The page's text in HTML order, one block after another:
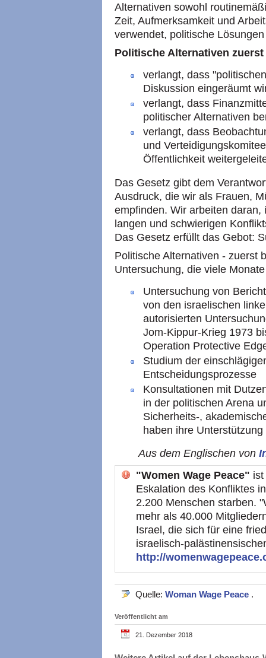
Alternativen sowohl
Zeit, Aufmerksamkeit und
verwendet, politische
Politische Alternativen zuerst
verlangt, dass
Diskussion eingeräumt
verlangt, dass
politischer Alternativen
verlangt, dass
und
Öffentlichkeit
Das Gesetz gibt dem
Ausdruck, die wir als Frauen,
empfinden. Wir arbeiten
langen und schwierigen
Das Gesetz erfüllt das Gebot:
Politische Alternativen - zuerst
Untersuchung, die viele
Untersuchung von
von den israelischen
autorisierten
Jom-Kippur-Krieg 1973
Operation Protective
Studium der
Entscheidungsprozesse
Konsultationen mit
in der politischen Arena
Sicherheits-,
haben ihre
Aus dem Englischen von
"Women Wage Peace"
Eskalation des Konfliktes
2.200 Menschen starben.
mehr als 40.000
Israel, die sich für eine
israelisch-
http://
Quelle: Woman Wage Peace .
Veröffentlicht am
21. Dezember 2018